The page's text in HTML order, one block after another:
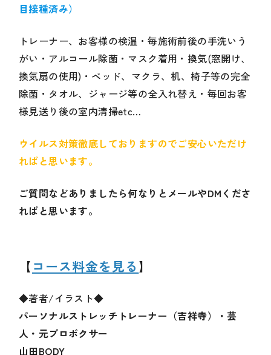
目接種済み）
トレーナー、お客様の検温・毎施術前後の手洗いう
がい・アルコール除菌・マスク着用・換気(窓開け、
換気扇の使用)・ベッド、マクラ、机、椅子等の完全
除菌・タオル、ジャージ等の全入れ替え・毎回お客
様見送り後の室内清掃etc…
ウイルス対策徹底しておりますのでご安心いただけ
ればと思います。
ご質問などありましたら何なりとメールやDMくださ
ればと思います。
【 コース料金を見る 】
◆著者/イラスト◆
パーソナルストレッチトレーナー（吉祥寺）・芸
人・元プロボクサー
山田BODY